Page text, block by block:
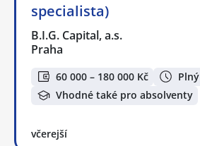
specialista)
B.I.G. Capital, a.s.
Praha
60 000 – 180 000 Kč
Vhodné také pro absolventy
včerejší